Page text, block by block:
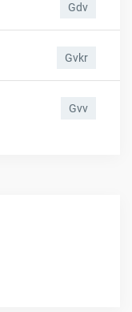
Gdv
Gvkr
Gvv